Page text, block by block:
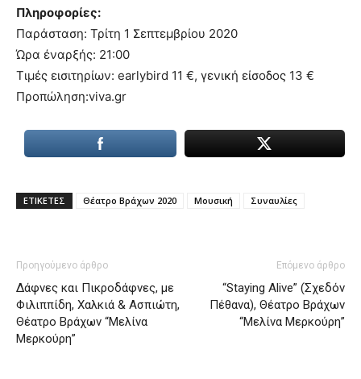
Πληροφορίες:
Παράσταση: Τρίτη 1 Σεπτεμβρίου 2020
Ώρα έναρξής: 21:00
Τιμές εισιτηρίων: earlybird 11 €, γενική είσοδος 13 €
Προπώληση:viva.gr
ΕΤΙΚΕΤΕΣ Θέατρο Βράχων 2020 Μουσική Συναυλίες
Προηγούμενο άρθρο
Δάφνες και Πικροδάφνες, με
Φιλιππίδη, Χαλκιά & Ασπιώτη,
Θέατρο Βράχων “Μελίνα
Μερκούρη”
Επόμενο άρθρο
“Staying Alive” (Σχεδόν
Πέθανα), Θέατρο Βράχων
“Μελίνα Μερκούρη”